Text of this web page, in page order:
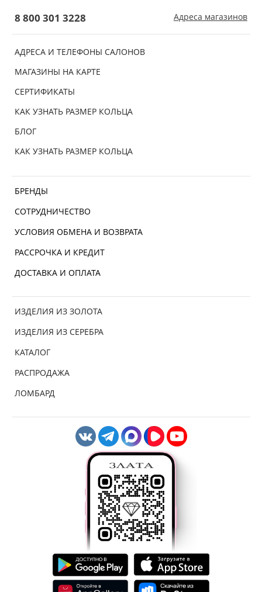
АДРЕСА И ТЕЛЕФОНЫ САЛОНОВ
МАГАЗИНЫ НА КАРТЕ
СЕРТИФИКАТЫ
КАК УЗНАТЬ РАЗМЕР КОЛЬЦА
БЛОГ
КАК УЗНАТЬ РАЗМЕР КОЛЬЦА
БРЕНДЫ
СОТРУДНИЧЕСТВО
УСЛОВИЯ ОБМЕНА И ВОЗВРАТА
РАССРОЧКА И КРЕДИТ
ДОСТАВКА И ОПЛАТА
ИЗДЕЛИЯ ИЗ ЗОЛОТА
ИЗДЕЛИЯ ИЗ СЕРЕБРА
КАТАЛОГ
РАСПРОДАЖА
ЛОМБАРД
8 800 301 3228 Адреса магазинов